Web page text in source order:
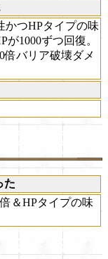
かつHPタイプの味
1000ずつ回復。
倍バリア破壊ダメ
た
＆HPタイプの味